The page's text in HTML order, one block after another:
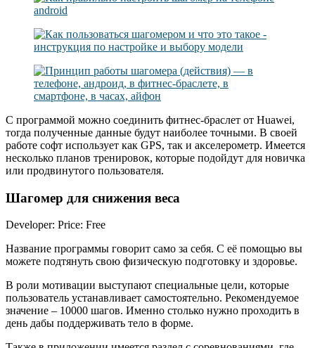
С программой можно соединить фитнес-браслет от Huawei,
тогда полученные данные будут наиболее точными. В своей
работе софт использует как GPS, так и акселерометр. Имеется
несколько планов тренировок, которые подойдут для новичка
или продвинутого пользователя.
Шагомер для снижения веса
Developer: Price: Free
Название программы говорит само за себя. С её помощью вы
можете подтянуть свою физическую подготовку и здоровье.
В роли мотивации выступают специальные цели, которые
пользователь устанавливает самостоятельно. Рекомендуемое
значение – 10000 шагов. Именно столько нужно проходить в
день дабы поддерживать тело в форме.